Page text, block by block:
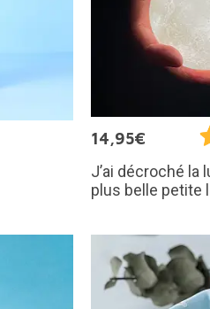
14,95€
J’ai décroché la
plus belle petite